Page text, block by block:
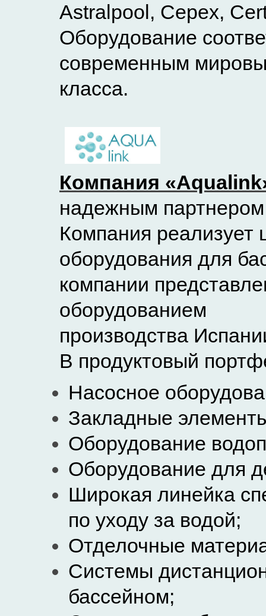
Astralpool, Cepex,
Оборудование
современным
класса.
Компания
надежным
Компания реализует
оборудования для
компании
оборудованием
производства
В продуктовый
Насосное
Закладные
Оборудование
Оборудование для
Широкая линейка
по уходу за водой;
Отделочные
Системы
бассейном;